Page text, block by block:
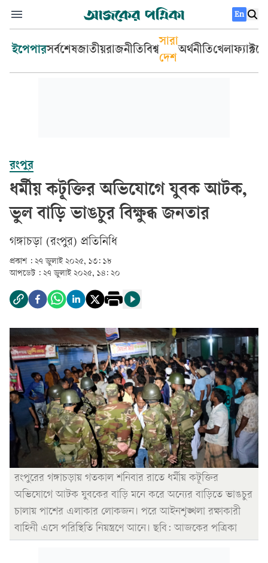
En
ইপেপারসর্বশেষজাতীয়রাজনীতিবিশ্ব
সারা
দেশ
অর্থনীতিখেলা
রংপুর
ধর্মীয় কটূক্তির অভিযোগে যুবক আটক,
ভুল বাড়ি ভাঙচুর বিক্ষুব্ধ জনতার
গঙ্গাচড়া (রংপুর) প্রতিনিধি
প্রকাশ : ২৭ জুলাই ২০২৫, ১৩: ১৮
আপডেট : ২৭ জুলাই ২০২৫, ১৪: ২০
রংপুরের গঙ্গাচড়ায় গতকাল শনিবার রাতে ধর্মীয় কটূক্তির
অভিযোগে আটক যুবকের বাড়ি মনে করে অন্যের বাড়িতে ভাঙচুর
চালায় পাশের এলাকার লোকজন। পরে আইনশৃঙ্খলা রক্ষাকারী
বাহিনী এসে পরিস্থিতি নিয়ন্ত্রণে আনে। ছবি: আজকের পত্রিকা